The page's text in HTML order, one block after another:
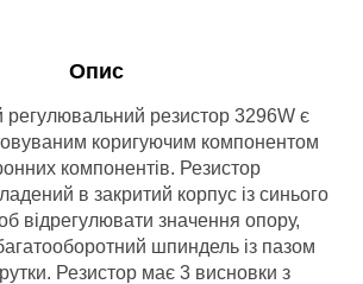
Опис
регулювальний резистор 3296W є
коригуючим компонентом
компонентів. Резистор
в закритий корпус із синього
відрегулювати значення опору,
шпиндель із пазом
Резистор має 3 висновки з